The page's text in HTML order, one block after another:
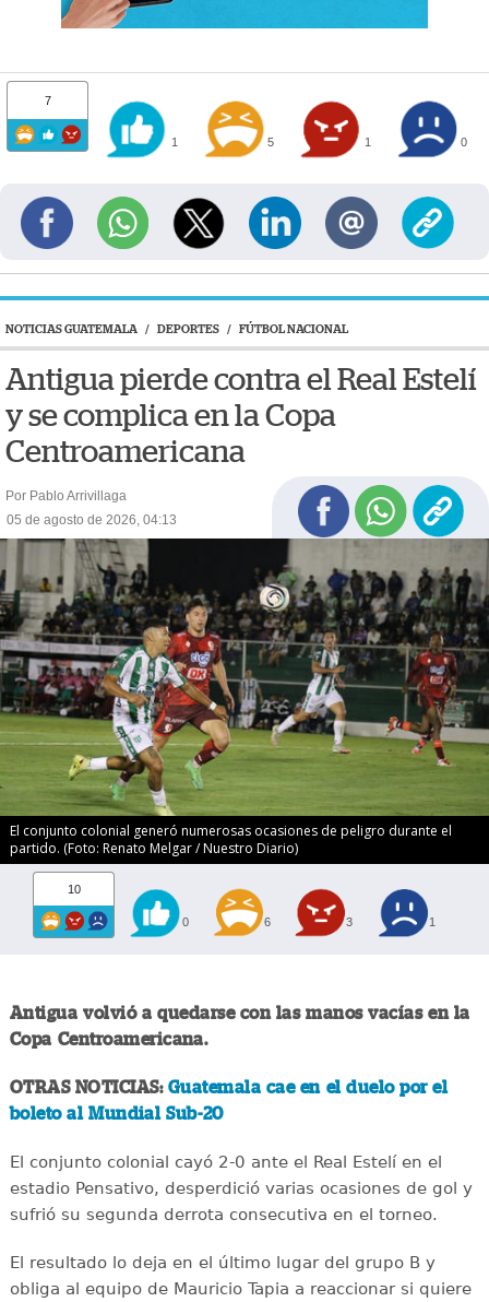
7
1 5 1 0
NOTICIAS GUATEMALA / DEPORTES / FÚTBOL NACIONAL
Antigua pierde contra el Real Estelí
y se complica en la Copa
Centroamericana
Por Pablo Arrivillaga
05 de agosto de 2026, 04:13
El conjunto colonial generó numerosas ocasiones de peligro durante el
partido. (Foto: Renato Melgar / Nuestro Diario)
10
0 6 3 1
Antigua volvió a quedarse con las manos vacías en la
Copa Centroamericana.
OTRAS NOTICIAS: Guatemala cae en el duelo por el
boleto al Mundial Sub-20
El conjunto colonial cayó 2-0 ante el Real Estelí en el
estadio Pensativo, desperdició varias ocasiones de gol y
sufrió su segunda derrota consecutiva en el torneo.
El resultado lo deja en el último lugar del grupo B y
obliga al equipo de Mauricio Tapia a reaccionar si quiere